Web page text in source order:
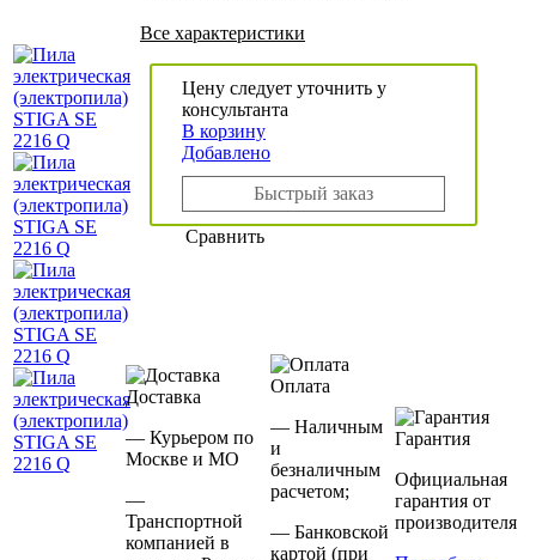
Все характеристики
Цену следует уточнить у
консультанта
В корзину
Добавлено
Быстрый заказ
Сравнить
Доставка
— Курьером по
Москве и МО
—
Транспортной
компанией в
Оплата
— Наличным
и
безналичным
расчетом;
— Банковской
картой (при
Гарантия
Официальная
гарантия от
производителя